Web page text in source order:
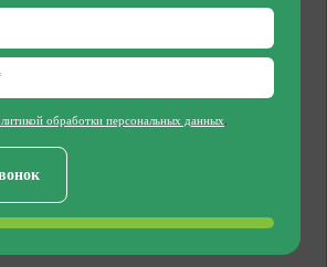
обработки персональных данных